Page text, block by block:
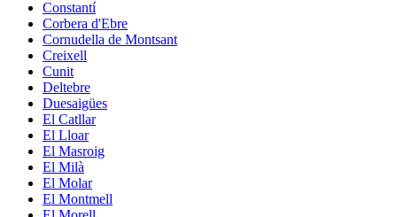
Constantí
Corbera d'Ebre
Cornudella de Montsant
Creixell
Cunit
Deltebre
Duesaigües
El Catllar
El Lloar
El Masroig
El Milà
El Molar
El Montmell